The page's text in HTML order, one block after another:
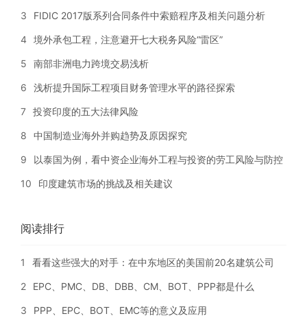
3 FIDIC 2017版系列合同条件中索赔程序及相关问题分析
4 境外承包工程，注意避开七大税务风险“雷区”
5 南部非洲电力跨境交易浅析
6 浅析提升国际工程项目财务管理水平的路径探索
7 投资印度的五大法律风险
8 中国制造业海外并购趋势及原因探究
9 以泰国为例，看中资企业海外工程与投资的劳工风险与防控
10 印度建筑市场的挑战及相关建议
阅读排行
1 看看这些强大的对手：在中东地区的美国前20名建筑公司
2 EPC、PMC、DB、DBB、CM、BOT、PPP都是什么
3 PPP、EPC、BOT、EMC等的意义及应用